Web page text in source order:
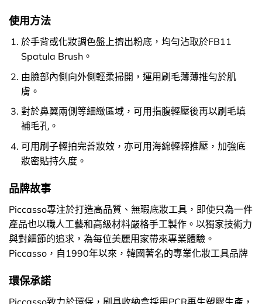
使用方法
於手背或化妝調色盤上擠出粉底，均勻沾取於FB11
Spatula Brush。
由臉部內側向外側輕柔掃開，運用刷毛薄薄推勻於肌
膚。
對於鼻翼兩側等細緻區域，可用指腹輕壓後再以刷毛填
補毛孔。
可用刷子輕拍完善妝效，亦可用海綿輕輕推壓，加強底
妝密貼持久度。
品牌故事
Piccasso專注於打造高品質、無瑕底妝工具，即使只為一件
產品也以職人工藝和高級材料嚴格手工製作。以獨家技術力
與對細節的追求，為每位美麗用家帶來專業體驗。
Piccasso，自1990年以來，韓國著名的專業化妝工具品牌
環保承諾
Piccasso致力於環保，刷具收納盒採用PCR再生塑膠生產，